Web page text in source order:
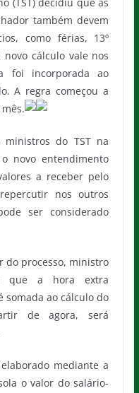
também devem
como férias, 13º
novo cálculo vale nos
foi incorporada ao
A regra começou a
do TST na
novo entendimento
a receber pelo
nos outros
ser considerado
do processo, ministro
que a hora extra
somada ao cálculo do
de agora, será
mediante a
o valor do salário-